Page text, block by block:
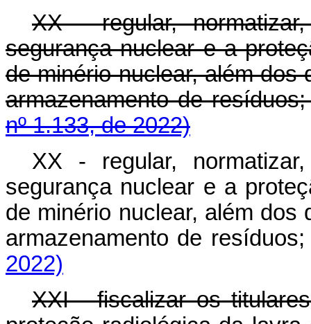
XX - regular,
segurança nuclear e a
de minério nuclear, além
armazenamento de
nº 1.133, de 2022)
XX - regular,
segurança nuclear e a
de minério nuclear, além
armazenamento de
2022)
XXI - fiscalizar os